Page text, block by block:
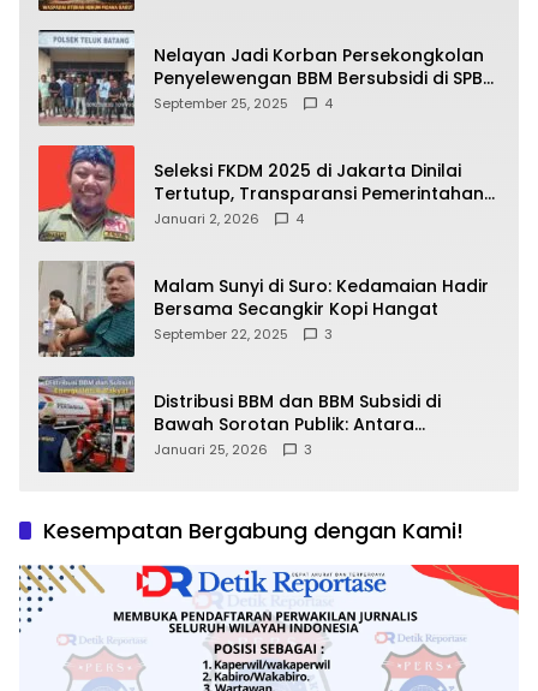
Nelayan Jadi Korban Persekongkolan
Penyelewengan BBM Bersubsidi di SPBU
64.78809 Teluk Batang
September 25, 2025 4
Seleksi FKDM 2025 di Jakarta Dinilai
Tertutup, Transparansi Pemerintahan
Pramono–Rano Dipertanyakan
Januari 2, 2026 4
Malam Sunyi di Suro: Kedamaian Hadir
Bersama Secangkir Kopi Hangat
September 22, 2025 3
Distribusi BBM dan BBM Subsidi di
Bawah Sorotan Publik: Antara
Kepentingan Negara, Hak Konsumen,
Januari 25, 2026 3
Kesempatan Bergabung dengan Kami!